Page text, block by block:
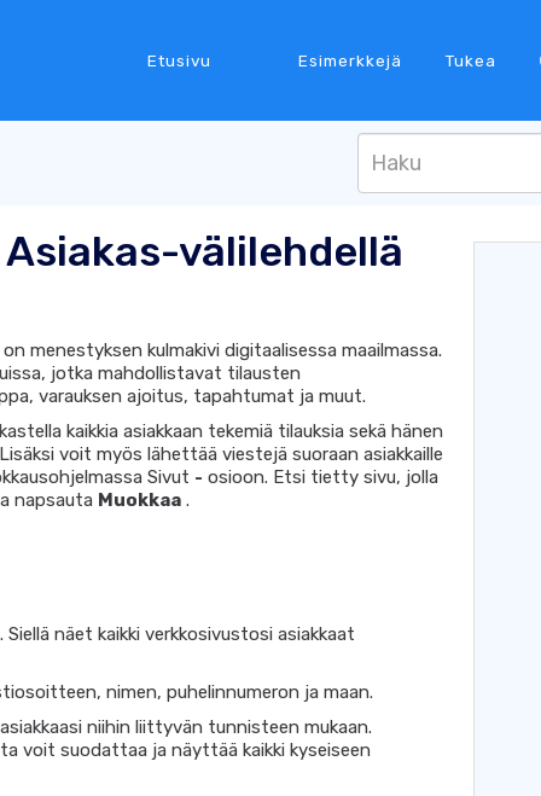
Etusivu Esimerkkejä Tukea
välilehdellä
menestyksen kulmakivi digitaalisessa maailmassa.
jotka mahdollistavat tilausten
varauksen ajoitus, tapahtumat ja muut.
kaikkia asiakkaan tekemiä tilauksia sekä hänen
voit myös lähettää viestejä suoraan asiakkaille
Sivut - osioon. Etsi tietty sivu, jolla
napsauta Muokkaa .
näet kaikki verkkosivustosi asiakkaat
nimen, puhelinnumeron ja maan.
niihin liittyvän tunnisteen mukaan.
voit suodattaa ja näyttää kaikki kyseiseen